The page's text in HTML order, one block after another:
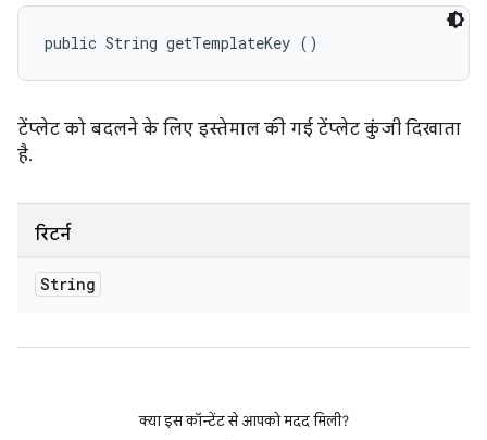
public String getTemplateKey ()
टेंप्लेट को बदलने के लिए इस्तेमाल की गई टेंप्लेट कुंजी दिखाता
है.
रिटर्न
String
क्या इस कॉन्टेंट से आपको मदद मिली?